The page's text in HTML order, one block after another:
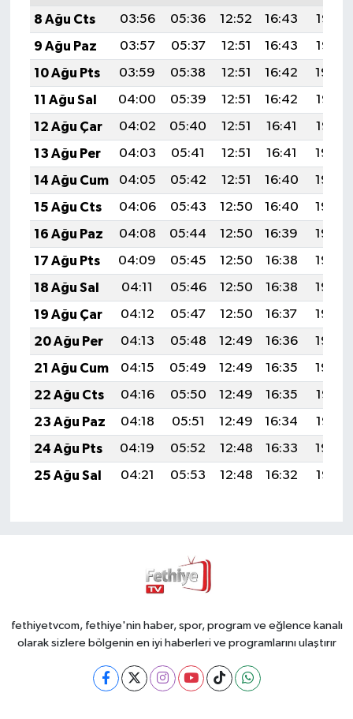
8 Ağu Cts
03:56 05:36 12:52 16:43
19:57
9 Ağu Paz
03:57 05:37 12:51 16:43
19:55
10 Ağu Pts
03:59 05:38 12:51 16:42
19:54
11 Ağu Sal
04:00 05:39 12:51 16:42
19:53
12 Ağu Çar
04:02 05:40 12:51 16:41
19:52
13 Ağu Per
04:03 05:41 12:51 16:41
19:50
14 Ağu Cum
04:05 05:42 12:51 16:40
19:49
15 Ağu Cts
04:06 05:43 12:50 16:40
19:48
16 Ağu Paz
04:08 05:44 12:50 16:39
19:46
17 Ağu Pts
04:09 05:45 12:50 16:38
19:45
18 Ağu Sal
04:11 05:46 12:50 16:38
19:43
19 Ağu Çar
04:12 05:47 12:50 16:37
19:42
20 Ağu Per
04:13 05:48 12:49 16:36
19:40
21 Ağu Cum
04:15 05:49 12:49 16:35
19:39
22 Ağu Cts
04:16 05:50 12:49 16:35
19:37
23 Ağu Paz
04:18 05:51 12:49 16:34
19:36
24 Ağu Pts
04:19 05:52 12:48 16:33
19:34
25 Ağu Sal
04:21 05:53 12:48 16:32 19:33
fethiyetvcom, fethiye'nin haber, spor, program ve eğlence kanalı
olarak sizlere bölgenin en iyi haberleri ve programlarını ulaştırır